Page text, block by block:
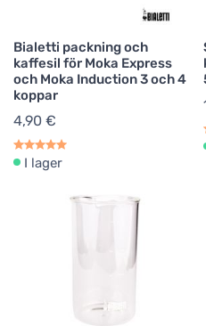
Bialetti packning och
kaffesil för Moka Express
och Moka Induction 3 och 4
koppar
4,90 €
I lager